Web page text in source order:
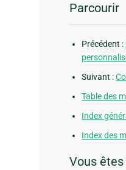
Parcourir
Précédent :
Suivant :
Table des
Index
Index des
Vous êtes